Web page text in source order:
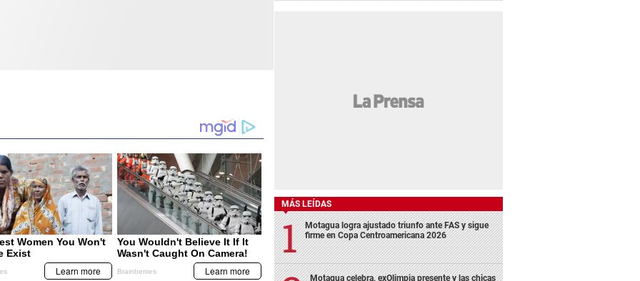
MÁS LEÍDAS
Motagua logra ajustado triunfo ante FAS y sigue
firme en Copa Centroamericana 2026
Motagua celebra, exOlimpia presente y las chicas